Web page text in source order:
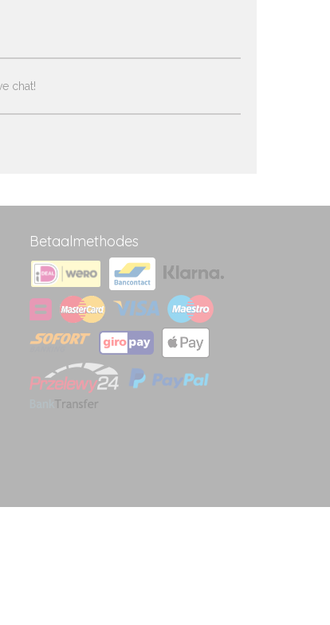
chat!
Betaalmethodes